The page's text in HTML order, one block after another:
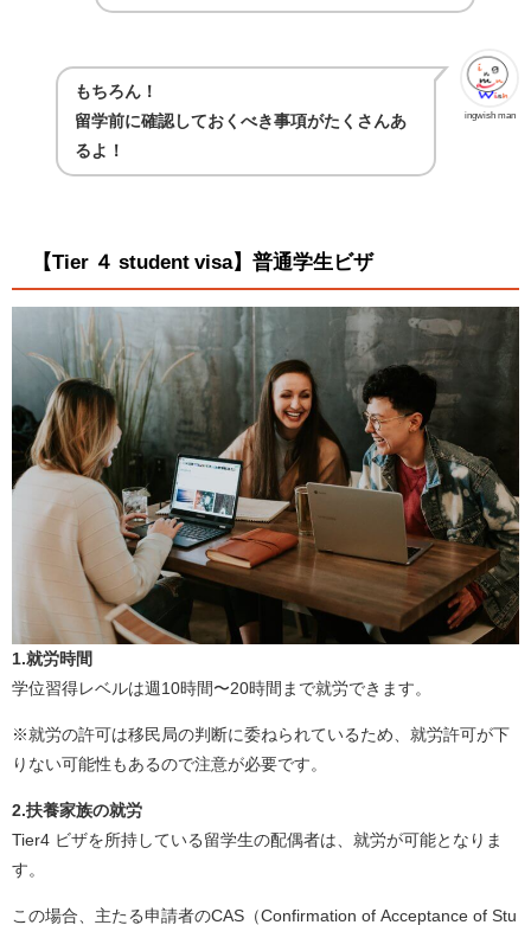
ingwish man
もちろん！
留学前に確認しておくべき事項がたくさんあ
るよ！
【Tier ４ student visa】普通学生ビザ
1.就労時間
学位習得レベルは週10時間〜20時間まで就労できます。
※就労の許可は移民局の判断に委ねられているため、就労許可が下
りない可能性もあるので注意が必要です。
2.扶養家族の就労
Tier4 ビザを所持している留学生の配偶者は、就労が可能となりま
す。
この場合、主たる申請者のCAS（Confirmation of Acceptance of Stu